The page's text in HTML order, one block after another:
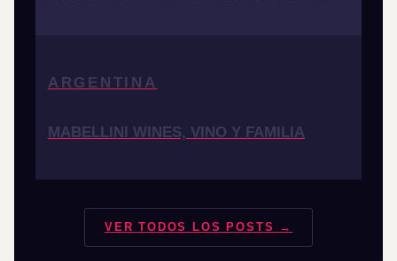
ARGENTINA
MABELLINI WINES, VINO Y FAMILIA
VER TODOS LOS POSTS →